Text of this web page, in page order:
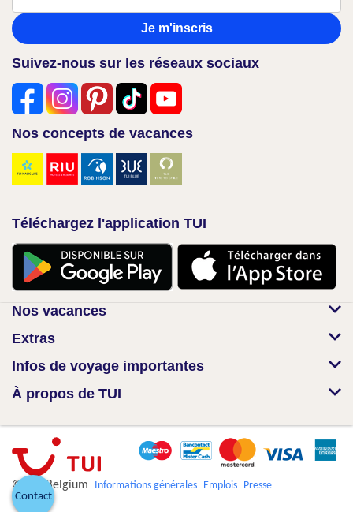
Je m'inscris
Suivez-nous sur les réseaux sociaux
Nos concepts de vacances
Téléchargez l'application TUI
Nos vacances
Extras
Infos de voyage importantes
À propos de TUI
© TUI Belgium Informations générales Emplois Presse
Contact